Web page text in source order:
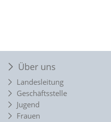
Über uns
Landesleitung
Geschäftsstelle
Jugend
Frauen